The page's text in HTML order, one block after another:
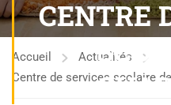
CENTRE
Accueil
Actualités
Centre de services scolaire